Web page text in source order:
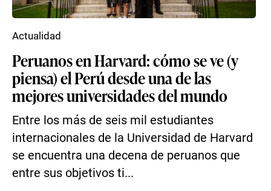
Peruanos en Harvard: cómo se ve (y
piensa) el Perú desde una de las
mejores universidades del mundo
Entre los más de seis mil estudiantes
internacionales de la Universidad de Harvard
se encuentra una decena de peruanos que
entre sus objetivos ti...
Actualidad